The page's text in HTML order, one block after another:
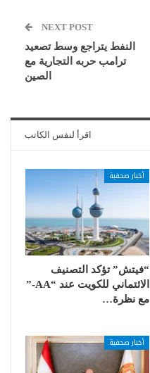
NEXT POST
النفط يتراجع وسط تصعيد
ترامب حربه التجارية مع
الصين
اقرأ لنفس الكاتب
أخبار صحفية
“فيتش” تؤكد التصنيف
الائتماني للكويت عند “AA-”
مع نظرة…
أخبار صحفية